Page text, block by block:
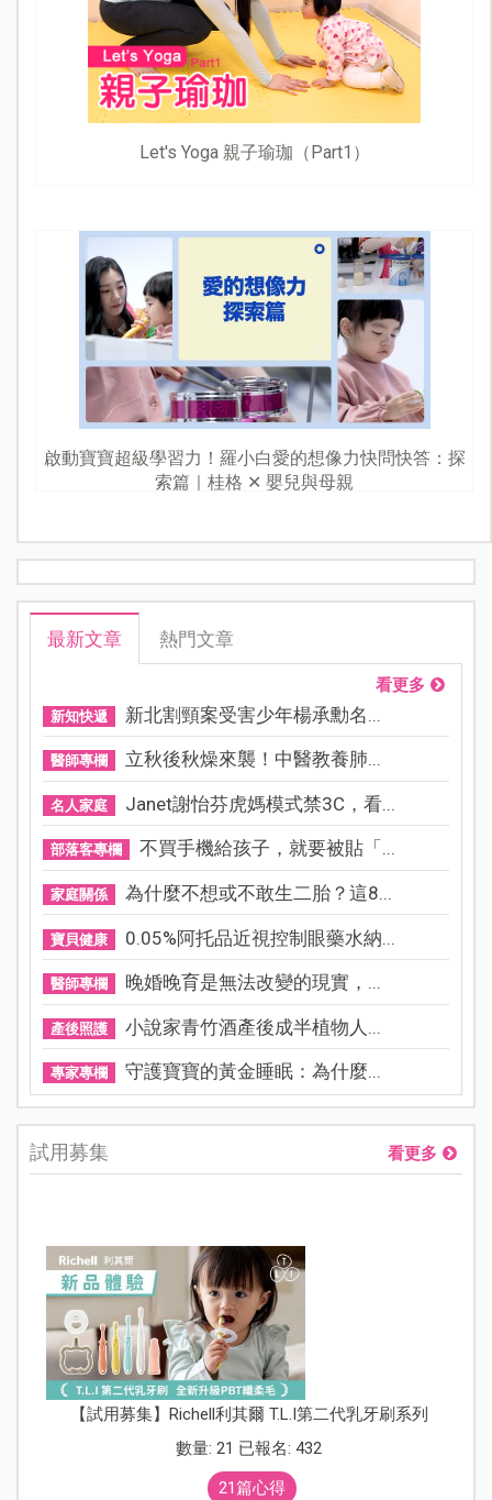
Let's Yoga 親子瑜珈（Part1）
啟動寶寶超級學習力！羅小白愛的想像力快問快答：探
索篇｜桂格 ✕ 嬰兒與母親
最新文章 熱門文章
看更多
新知快遞 新北割頸案受害少年楊承勳名...
醫師專欄 立秋後秋燥來襲！中醫教養肺...
名人家庭 Janet謝怡芬虎媽模式禁3C，看...
部落客專欄 不買手機給孩子，就要被貼「...
家庭關係 為什麼不想或不敢生二胎？這8...
寶貝健康 0.05%阿托品近視控制眼藥水納...
醫師專欄 晚婚晚育是無法改變的現實，...
產後照護 小說家青竹酒產後成半植物人...
專家專欄 守護寶寶的黃金睡眠：為什麼...
試用募集 看更多
【試用募集】Richell利其爾 T.L.I第二代乳牙刷系列
數量: 21 已報名: 432
21篇心得